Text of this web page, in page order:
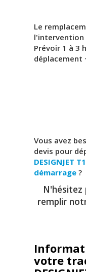
Le
l'intervention
Prévoir 1 à 3
déplacement
Vous avez
devis pour
DESIGNJET
démarrage ?
N'hésitez
remplir
votre